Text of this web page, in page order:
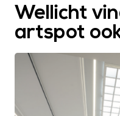
Wellicht
artspot